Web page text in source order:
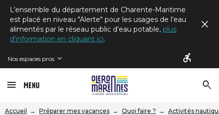
L’ensemble du département de Charente-Maritime
est placé en niveau "Alerte" pour les usages de l’eau
alimentés par le réseau public d’eau potable, plus
d'information en cliquant ici.
Nos espaces pros
Menu
Accueil Préparer mes vacances Quoi faire ? Activités